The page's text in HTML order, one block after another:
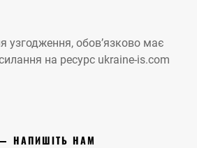
узгодження, обов’язково має
на ресурс ukraine-is.com
НАПИШІТЬ НАМ